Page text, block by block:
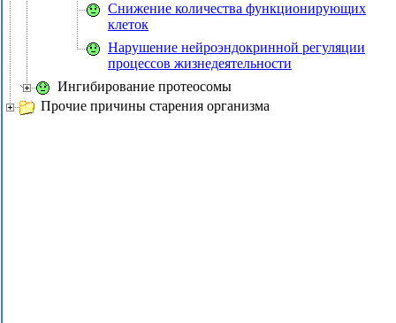
Снижение количества функционирующих
клеток
Нарушение нейроэндокринной регуляции
процессов жизнедеятельности
Ингибирование протеосомы
Прочие причины старения организма